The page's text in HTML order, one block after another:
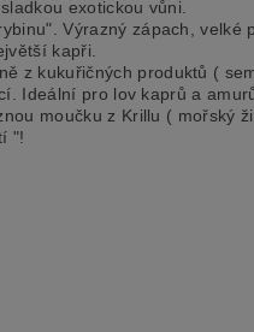
exotickou vůni.
Výrazný zápach,
kapři.
z kukuřičných produktů (
Ideální pro lov kaprů a
moučku z Krillu ( mořský
"!